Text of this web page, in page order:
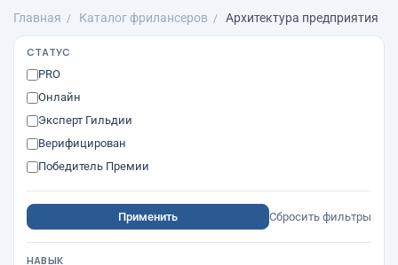
Главная Каталог фрилансеров Архитектура предприятия
СТАТУС
PRO
Онлайн
Эксперт Гильдии
Верифицирован
Победитель Премии
Применить Сбросить фильтры
НАВЫК